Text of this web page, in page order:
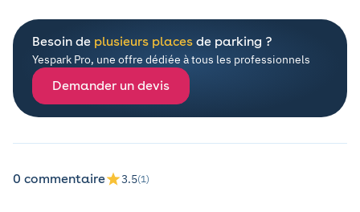
Besoin de plusieurs places de parking ?
Yespark Pro, une offre dédiée à tous les professionnels
Demander un devis
0 commentaire 3.5(1)